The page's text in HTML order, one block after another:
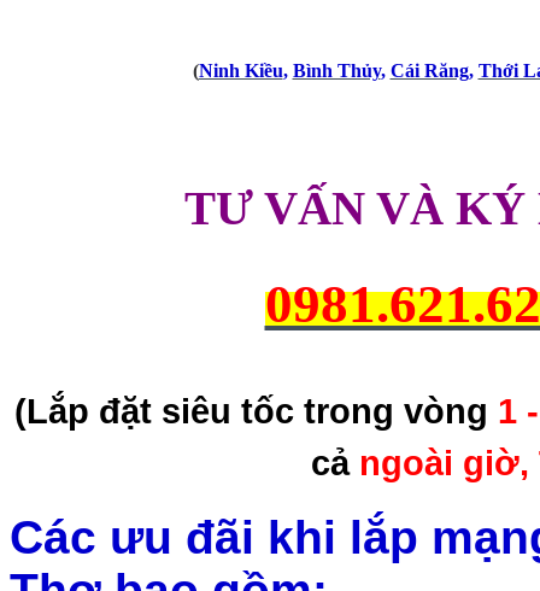
(Ninh Kiều, Bình Thủy, Cái Răng, Thới
TƯ VẤN VÀ KÝ
(Lắp đặt siêu tốc trong vòng 1
cả ngoài giờ,
Các ưu đãi khi lắp